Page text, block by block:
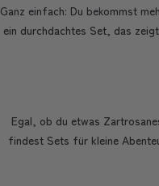
Ganz einfach: Du bekommst
ein durchdachtes Set, das
Egal, ob du etwas
findest Sets für kleine